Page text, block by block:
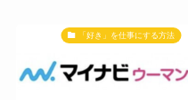
「好き」を仕事にする方法